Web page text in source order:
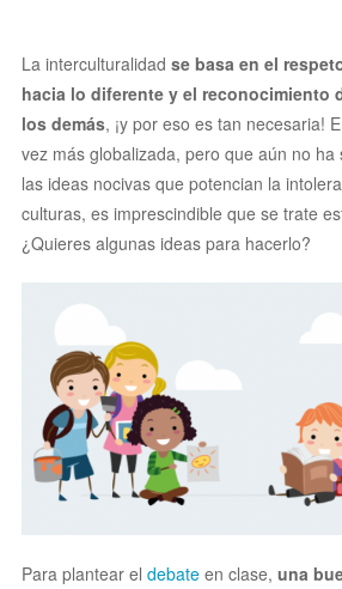
La interculturalidad se basa en el
hacia lo diferente y el reconocimiento
los demás, ¡y por eso es tan necesaria!
vez más globalizada, pero que aún no ha
las ideas nocivas que potencian la
culturas, es imprescindible que se trate
¿Quieres algunas ideas para hacerlo?
Para plantear el debate en clase, una